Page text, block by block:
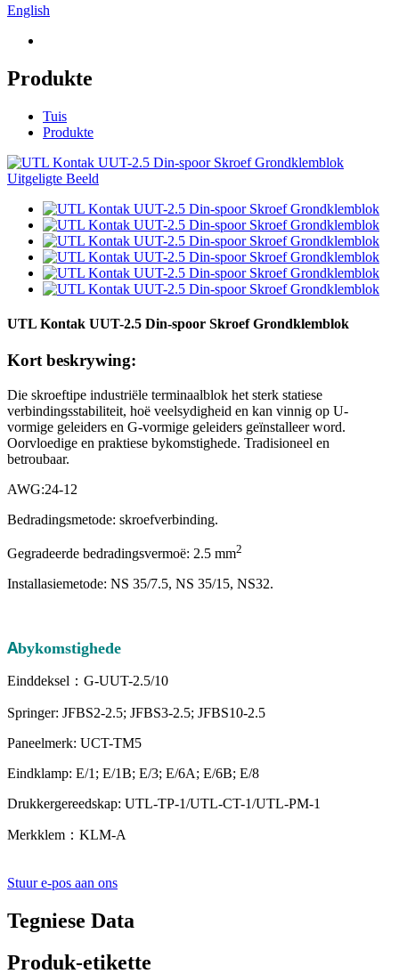
English
Produkte
Tuis
Produkte
UTL Kontak UUT-2.5 Din-spoor Skroef Grondklemblok
Kort beskrywing:
Die skroeftipe industriële terminaalblok het sterk statiese
verbindingsstabiliteit, hoë veelsydigheid en kan vinnig op U-
vormige geleiders en G-vormige geleiders geïnstalleer word.
Oorvloedige en praktiese bykomstighede. Tradisioneel en
betroubaar.
AWG:24-12
Bedradingsmetode: skroefverbinding.
Gegradeerde bedradingsvermoë: 2.5 mm2
Installasiemetode: NS 35/7.5, NS 35/15, NS32.
Abykomstighede
Einddeksel：G-UUT-2.5/10
Springer: JFBS2-2.5; JFBS3-2.5; JFBS10-2.5
Paneelmerk: UCT-TM5
Eindklamp: E/1; E/1B; E/3; E/6A; E/6B; E/8
Drukkergereedskap: UTL-TP-1/UTL-CT-1/UTL-PM-1
Merkklem：KLM-A
Stuur e-pos aan ons
Tegniese Data
Produk-etikette